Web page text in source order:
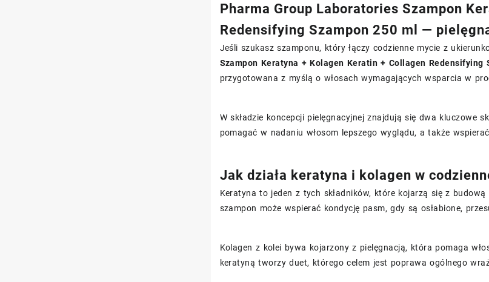
Pharma Group Laboratories Szampon
Redensifying Szampon 250 ml —
Jeśli szukasz szamponu, który łączy codzienne mycie z
Szampon Keratyna + Kolagen Keratin + Collagen Redensifying
przygotowana z myślą o włosach wymagających wsparcia w
W składzie koncepcji pielęgnacyjnej znajdują się dwa kluczowe
pomagać w nadaniu włosom lepszego wyglądu, a także
Jak działa keratyna i kolagen w
Keratyna to jeden z tych składników, które kojarzą się z
szampon może wspierać kondycję pasm, gdy są osłabione,
Kolagen z kolei bywa kojarzony z pielęgnacją, która pomaga
keratyną tworzy duet, którego celem jest poprawa ogólnego